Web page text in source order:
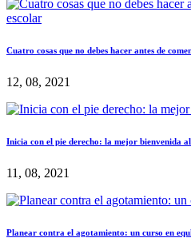
Cuatro cosas que no debes hacer antes de
12, 08, 2021
Inicia con el pie derecho: la mejor bienvenida
11, 08, 2021
Planear contra el agotamiento: un curso en